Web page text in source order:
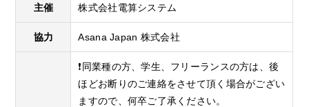
主催 株式会社電算システム
協力 Asana Japan 株式会社
❗️同業種の方、学生、フリーランスの方は、後
ほどお断りのご連絡をさせて頂く場合がござい
ますので、何卒ご了承ください。